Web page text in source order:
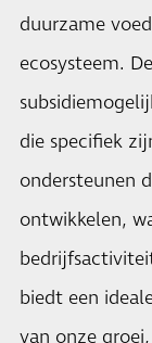
duurzame
ecosysteem.
die specifiek
ondersteunen
ontwikkelen,
biedt een
van onze